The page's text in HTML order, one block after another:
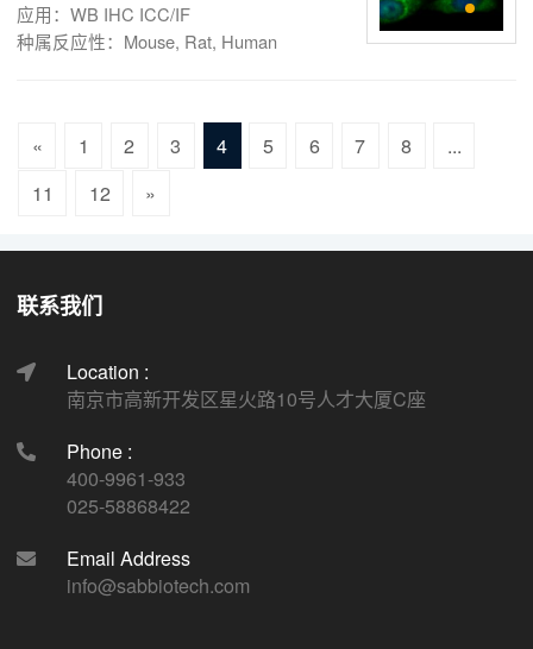
应用：WB IHC ICC/IF
种属反应性：Mouse, Rat, Human
« 1 2 3 4 5 6 7 8
...
11
12 »
联系我们
Location :
南京市高新开发区星火路10号人才大厦C座
Phone :
400-9961-933
025-58868422
Email Address
info@sabbiotech.com